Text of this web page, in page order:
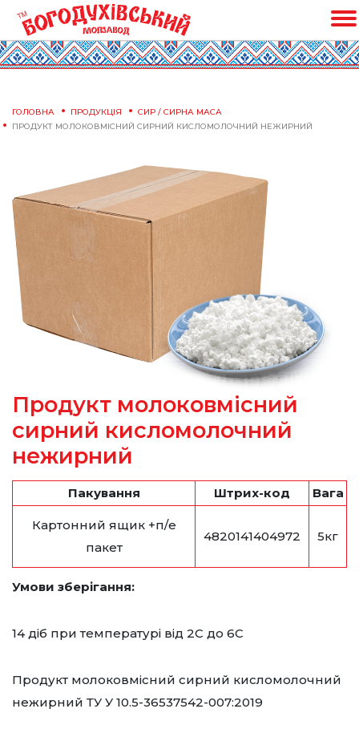
ГОЛОВНА ПРОДУКЦІЯ
СИР / СИРНА МАСА
ПРОДУКТ МОЛОКОВМІСНИЙ СИРНИЙ КИСЛОМОЛОЧНИЙ НЕЖИРНИЙ
Продукт молоковмісний
сирний кисломолочний
нежирний
Пакування Штрих-код Вага
Картонний ящик +п/е
пакет
4820141404972 5кг
Умови зберігання:
14 діб при температурі від 2С до 6С
Продукт молоковмісний сирний кисломолочний
нежирний ТУ У 10.5-36537542-007:2019